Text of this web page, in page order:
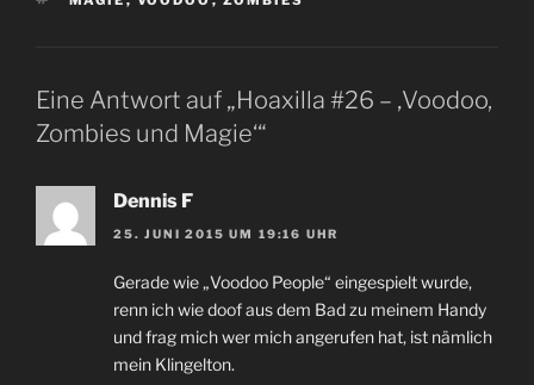
Eine Antwort auf „Hoaxilla #26 – ‚Voodoo,
Zombies und Magie‘“
Dennis F
25. JUNI 2015 UM 19:16 UHR
Gerade wie „Voodoo People“ eingespielt wurde,
renn ich wie doof aus dem Bad zu meinem Handy
und frag mich wer mich angerufen hat, ist nämlich
mein Klingelton.